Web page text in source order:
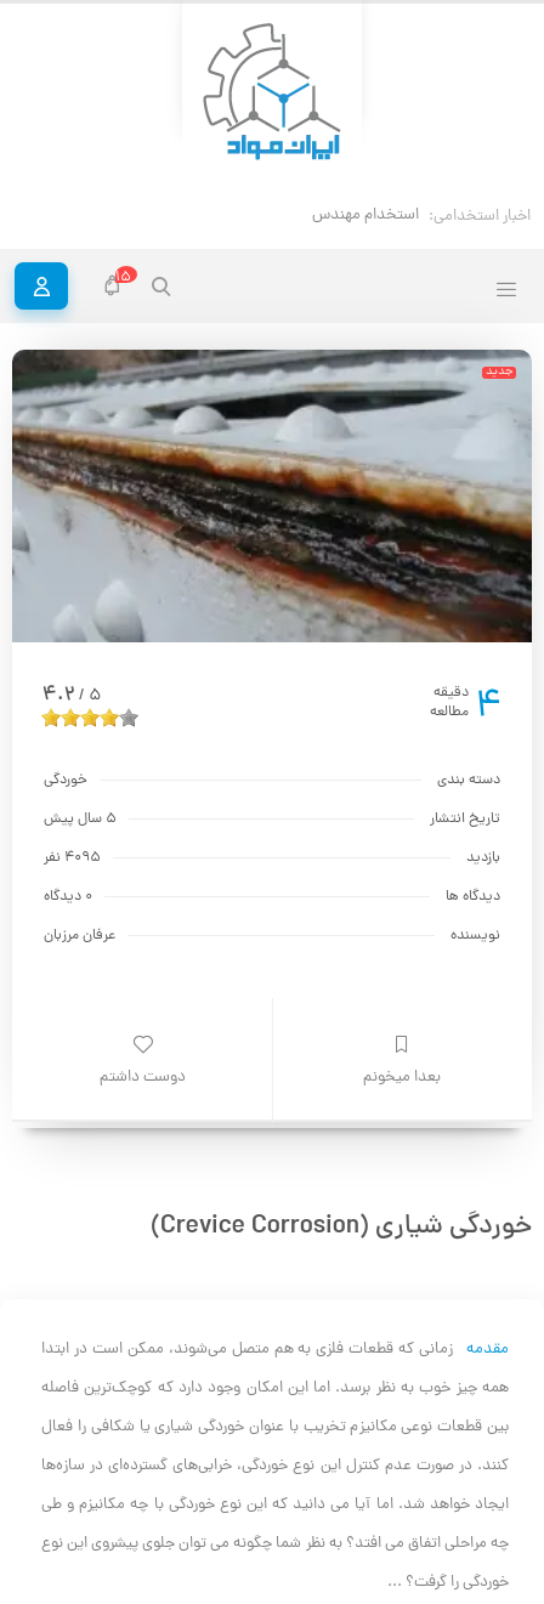
اخبار استخدامی: استخدام مهندس خوردگی و حفاظت مواد
15
جدید
4 دقیقه
مطالعه
5
/
4.2
دسته بندی
خوردگی
تاریخ انتشار
5 سال پیش
بازدید
4095 نفر
دیدگاه ها
0 دیدگاه
نویسنده
عرفان مرزبان
بعدا میخونم دوست داشتم
خوردگی شیاری (Crevice Corrosion)
مقدمه زمانی که قطعات فلزی به هم متصل می‌شوند، ممکن است در ابتدا
همه چیز خوب به نظر برسد. اما این امکان وجود دارد که کوچک‌ترین فاصله
بین قطعات نوعی مکانیزم تخریب با عنوان خوردگی شیاری یا شکافی را فعال
کنند. در صورت عدم کنترل این نوع خوردگی، خرابی‌های گسترده‌ای در سازه‌ها
ایجاد خواهد شد. اما آیا می دانید که این نوع خوردگی با چه مکانیزم و طی
چه مراحلی اتفاق می افتد؟ به نظر شما چگونه می توان جلوی پیشروی این نوع
خوردگی را گرفت؟ ...